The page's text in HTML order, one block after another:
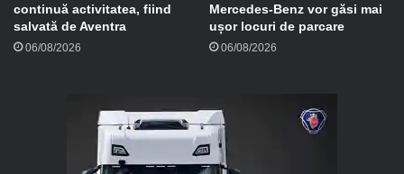
continuă activitatea, fiind
salvată de Aventra
06/08/2026
Mercedes-Benz vor găsi mai
ușor locuri de parcare
06/08/2026